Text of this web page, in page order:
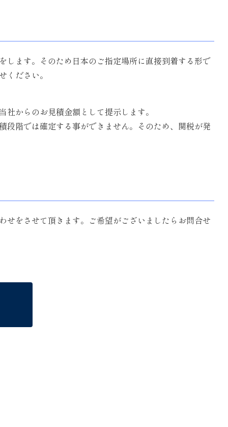
します。そのため日本のご指定場所に直接到着する形で
ください。
からのお見積金額として提示します。
段階では確定する事ができません。そのため、関税が発
せをさせて頂きます。ご希望がございましたらお問合せ